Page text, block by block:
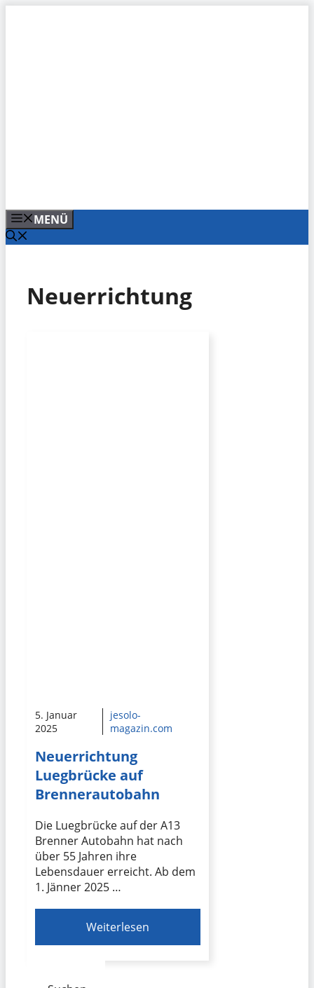
MENÜ
Neuerrichtung
5. Januar
2025
jesolo-
magazin.com
Neuerrichtung
Luegbrücke auf
Brennerautobahn
Die Luegbrücke auf der A13
Brenner Autobahn hat nach
über 55 Jahren ihre
Lebensdauer erreicht. Ab dem
1. Jänner 2025 …
Weiterlesen